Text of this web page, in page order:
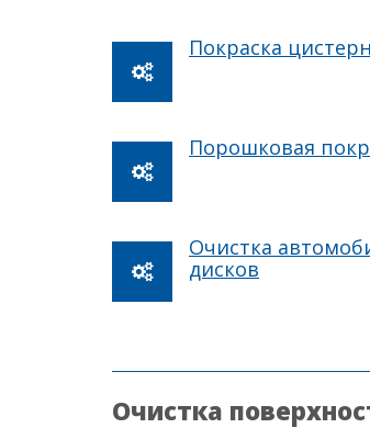
Покраска
Порошковая
Очистка
дисков
Очистка